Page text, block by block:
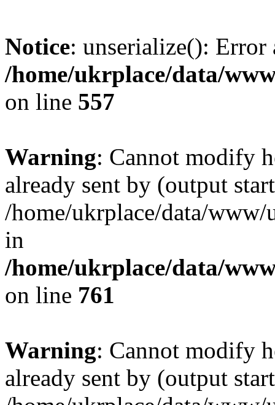
Notice: unserialize():
/home/ukrplace/data/
on line 557
Warning: Cannot modify
already sent by (output
/home/ukrplace/data/
in
/home/ukrplace/data/
on line 761
Warning: Cannot modify
already sent by (output